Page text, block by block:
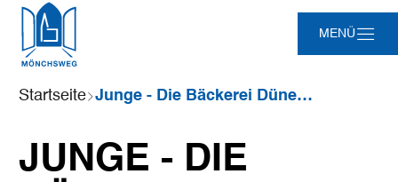
MENÜ
Sie
sind
Startseite Junge - Die Bäckerei Dünenpark
JUNGE - DIE